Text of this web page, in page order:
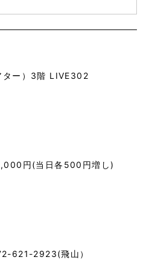
ター）3階 LIVE302
円(当日各500円増し)
621-2923(飛山）